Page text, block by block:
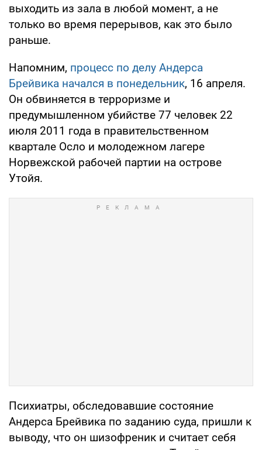
выходить из зала в любой момент, а не
только во время перерывов, как это было
раньше.
Напомним, процесс по делу Андерса
Брейвика начался в понедельник, 16 апреля.
Он обвиняется в терроризме и
предумышленном убийстве 77 человек 22
июля 2011 года в правительственном
квартале Осло и молодежном лагере
Норвежской рабочей партии на острове
Утойя.
Психиатры, обследовавшие состояние
Андерса Брейвика по заданию суда, пришли к
выводу, что он шизофреник и считает себя